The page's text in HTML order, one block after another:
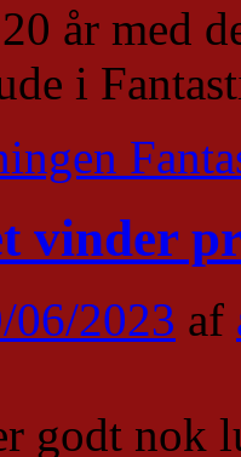
år med
i
vinder
06/2023 af
godt nok